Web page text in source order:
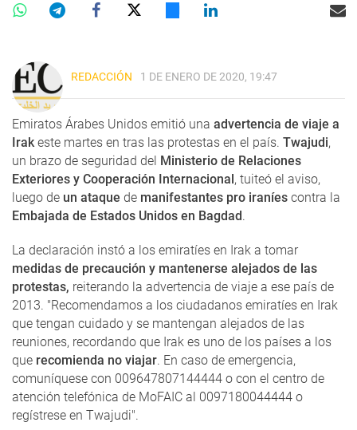
REDACCIÓN 1 DE ENERO DE 2020, 19:47
Emiratos Árabes Unidos emitió una advertencia de viaje a
Irakeste martes en tras las protestas en el país. Twajudi,
un brazo de seguridad del Ministerio de Relaciones
Exteriores y Cooperación Internacional, tuiteó el aviso,
luego de un ataque de manifestantes pro iraníes contra la
Embajada de Estados Unidos en Bagdad.
La declaración instó a los emiratíes en Irak a tomar
medidas de precaución y mantenerse alejados de las
protestas, reiterando la advertencia de viaje a ese país de
2013. "Recomendamos a los ciudadanos emiratíes en Irak
que tengan cuidado y se mantengan alejados de las
reuniones, recordando que Irak es uno de los países a los
que recomienda no viajar. En caso de emergencia,
comuníquese con 009647807144444 o con el centro de
atención telefónica de MoFAIC al 0097180044444 o
regístrese en Twajudi".